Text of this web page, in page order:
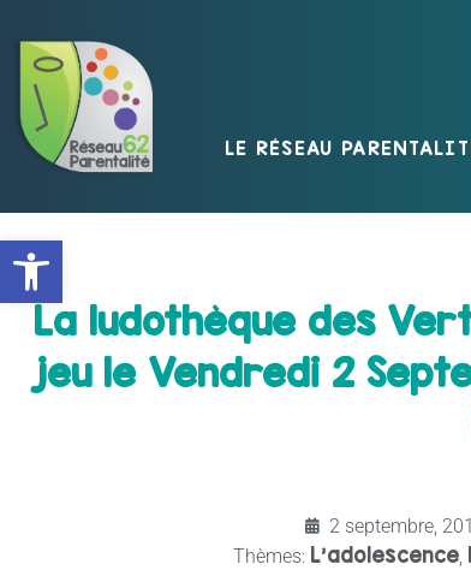
Ouvrir la barre d’outils
LE RÉSEAU
La ludothèque des
jeu le Vendredi 2
2 septembre,
Thèmes: L’adolescence